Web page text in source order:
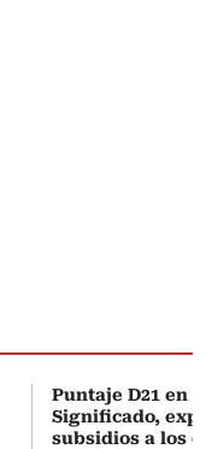
Puntaje D21 en
Significado,
subsidios a los